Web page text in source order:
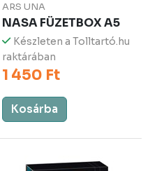
ARS UNA
NASA FÜZETBOX A5
Készleten a Tolltartó.hu
raktárában
1 450 Ft
Kosárba